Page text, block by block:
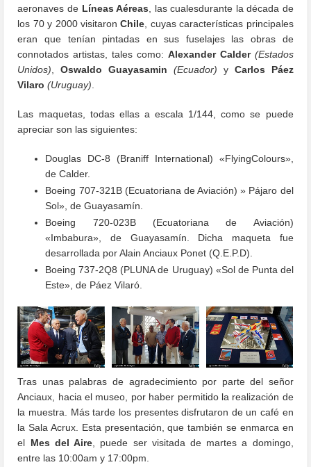
aeronaves de Líneas Aéreas , las cualesdurante la década de
los 70 y 2000 visitaronChile , cuyas características principales
eran que tenían pintadas en sus fuselajes las obras de
connotados artistas, tales como: Alexander Calder (Estados
Unidos) ,Oswaldo Guayasamin (Ecuador) y Carlos Páez
Vilaro (Uruguay)
Las maquetas, todas ellas a escala 1/144, como se puede
apreciar son las siguientes:
Douglas DC-8 (Braniff International) «FlyingColours»,
de Calder.
Boeing 707-321B (Ecuatoriana de Aviación) » Pájaro del
Sol», de Guayasamín.
Boeing 720-023B (Ecuatoriana de Aviación)
«Imbabura», de Guayasamín. Dicha maqueta fue
desarrollada por Alain Anciaux Ponet (Q.E.P.D).
Boeing 737-2Q8 (PLUNA de Uruguay) «Sol de Punta del
Este», de Páez Vilaró.
Tras unas palabras de agradecimiento por parte del señor
Anciaux, hacia el museo, por haber permitido la realización de
la muestra. Más tarde los presentes disfrutaron de un café en
la Sala Acrux. Esta presentación, que también se enmarca en
el Mes del Aire , puede ser visitada de martes a domingo,
entre las 10:00am y 17:00pm.